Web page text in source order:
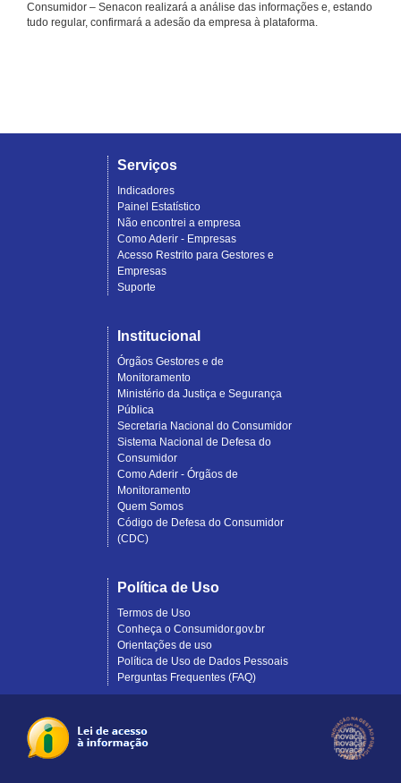
Consumidor – Senacon realizará a análise das informações e, estando
tudo regular, confirmará a adesão da empresa à plataforma.
Serviços
Indicadores
Painel Estatístico
Não encontrei a empresa
Como Aderir - Empresas
Acesso Restrito para Gestores e
Empresas
Suporte
Institucional
Órgãos Gestores e de
Monitoramento
Ministério da Justiça e Segurança
Pública
Secretaria Nacional do Consumidor
Sistema Nacional de Defesa do
Consumidor
Como Aderir - Órgãos de
Monitoramento
Quem Somos
Código de Defesa do Consumidor
(CDC)
Política de Uso
Termos de Uso
Conheça o Consumidor.gov.br
Orientações de uso
Política de Uso de Dados Pessoais
Perguntas Frequentes (FAQ)